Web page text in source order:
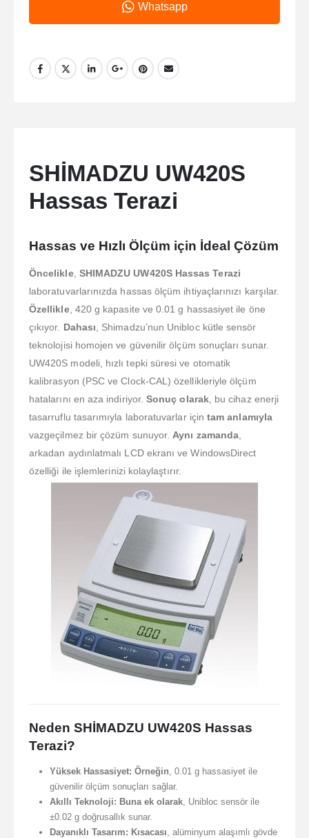
Whatsapp
SHİMADZU UW420S
Hassas Terazi
Hassas ve Hızlı Ölçüm için İdeal Çözüm
Öncelikle, SHIMADZU UW420S Hassas Terazi
laboratuvarlarınızda hassas ölçüm ihtiyaçlarınızı karşılar.
Özellikle, 420 g kapasite ve 0.01 g hassasiyet ile öne
çıkıyor. Dahası , Shimadzu’nun Unibloc kütle sensör
teknolojisi homojen ve güvenilir ölçüm sonuçları sunar.
UW420S modeli, hızlı tepki süresi ve otomatik
kalibrasyon (PSC ve Clock-CAL) özellikleriyle ölçüm
hatalarını en aza indiriyor.Sonuç olarak, bu cihaz enerji
tasarruflu tasarımıyla laboratuvarlar içintam anlamıyla
vazgeçilmez bir çözüm sunuyor. Aynı zamanda
arkadan aydınlatmalı LCD ekranı ve WindowsDirect
özelliği ile işlemlerinizi kolaylaştırır.
Neden SHİMADZU UW420S Hassas
Terazi?
Yüksek Hassasiyet: Örneğin , 0.01 g hassasiyet ile
güvenilir ölçüm sonuçları sağlar.
Akıllı Teknoloji: Buna ek olarak, Unibloc sensör ile
±0.02 g doğrusallık sunar.
Dayanıklı Tasarım: Kısacası , alüminyum alaşımlı gövde